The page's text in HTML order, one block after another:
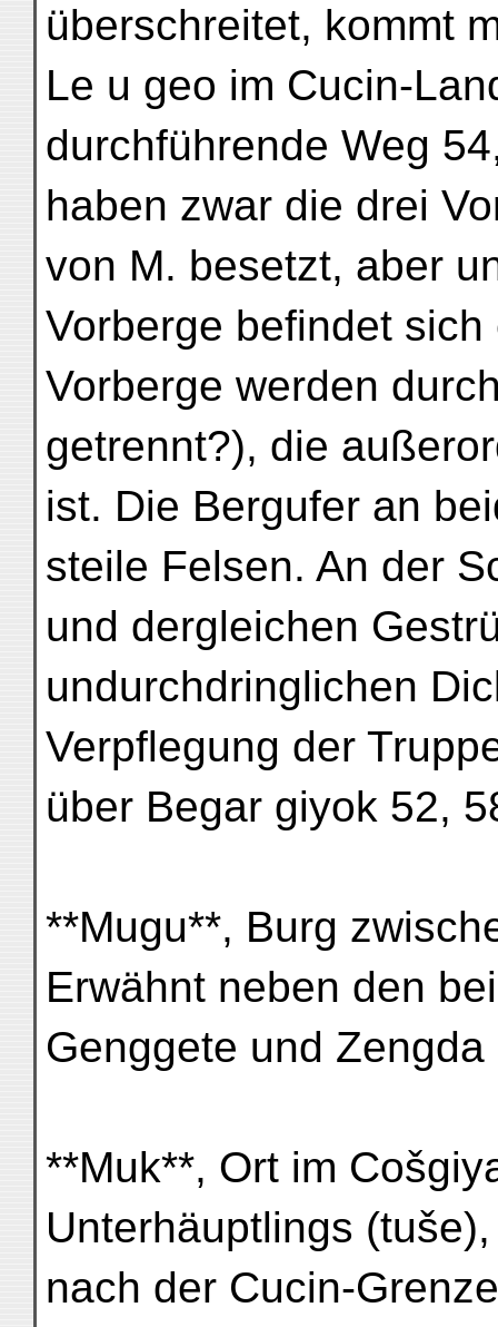
überschreitet, kommt
Le u geo im Cucin-
durchführende Weg
haben zwar die drei
von M. besetzt, aber
Vorberge befindet
Vorberge werden
getrennt?), die
ist. Die Bergufer an
steile Felsen. An der
und dergleichen
undurchdringlichen
Verpflegung der
über Begar giyok 52,
**Mugu**, Burg
Erwähnt neben den
Genggete und Zengda
**Muk**, Ort im
Unterhäuptlings
nach der Cucin-